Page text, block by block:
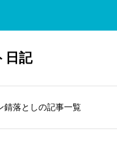
日記
錆落としの記事一覧